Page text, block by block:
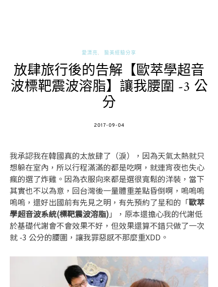
愛漂亮 醫美經驗分享
放肆旅行後的告解【歐萃學超音
波標靶震波溶脂】讓我腰圍 -3 公
分
POSTED
2017-09-04
我承認我在韓國真的太放肆了（淚），因為天氣太熱就只
想躲在室內，所以行程滿滿的都是吃啊，就連宵夜也失心
瘋的選了炸雞。因為衣服向來都是選很寬鬆的洋裝，當下
其實也不以為意，回台灣後一量體重差點昏倒啊，嗚嗚嗚
嗚嗚，還好出國前有先見之明，有先預約了星和的「歐萃
學超音波系統(標靶震波溶脂) 」，原本還擔心我的代謝低
於基礎代謝會不會效果不好，但效果還算不錯只做了一次
就 -3 公分的腰圍，讓我罪惡感不那麼重XDD。